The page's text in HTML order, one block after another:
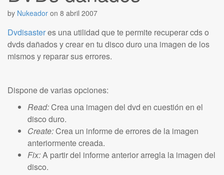
by Nukeador on 8 abril 2007
Dvdisasteres una utilidad que te permite recuperar cds o
dvds dañados y crear en tu disco duro una imagen de los
mismos y reparar sus errores.
Dispone de varias opciones:
Read:Crea una imagen del dvd en cuestión en el
disco duro.
Create:Crea un informe de errores de la imagen
anteriormente creada.
Fix:A partir del informe anterior arregla la imagen del
disco.